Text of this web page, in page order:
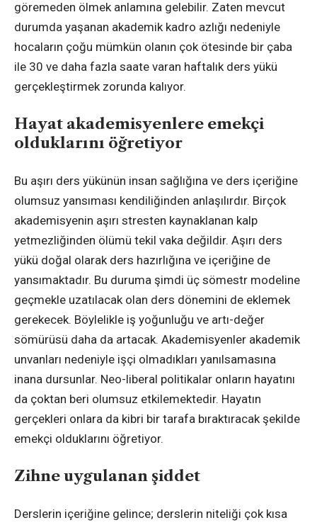
göremeden ölmek anlamına gelebilir. Zaten mevcut
durumda yaşanan akademik kadro azlığı nedeniyle
hocaların çoğu mümkün olanın çok ötesinde bir çaba
ile 30 ve daha fazla saate varan haftalık ders yükü
gerçekleştirmek zorunda kalıyor.
Hayat akademisyenlere emekçi
olduklarını öğretiyor
Bu aşırı ders yükünün insan sağlığına ve ders içeriğine
olumsuz yansıması kendiliğinden anlaşılırdır. Birçok
akademisyenin aşırı stresten kaynaklanan kalp
yetmezliğinden ölümü tekil vaka değildir. Aşırı ders
yükü doğal olarak ders hazırlığına ve içeriğine de
yansımaktadır. Bu duruma şimdi üç sömestr modeline
geçmekle uzatılacak olan ders dönemini de eklemek
gerekecek. Böylelikle iş yoğunluğu ve artı-değer
sömürüsü daha da artacak. Akademisyenler akademik
unvanları nedeniyle işçi olmadıkları yanılsamasına
inana dursunlar. Neo-liberal politikalar onların hayatını
da çoktan beri olumsuz etkilemektedir. Hayatın
gerçekleri onlara da kibri bir tarafa bıraktıracak şekilde
emekçi olduklarını öğretiyor.
Zihne uygulanan şiddet
Derslerin içeriğine gelince; derslerin niteliği çok kısa